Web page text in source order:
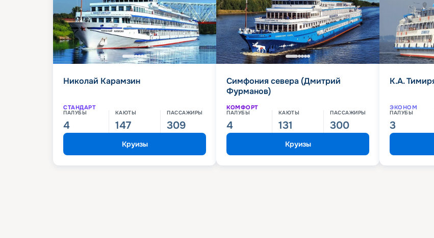
Николай Карамзин
СТАНДАРТ
ПАЛУБЫ
4
КАЮТЫ
147
ПАССАЖИРЫ
309
Круизы
Симфония севера (Дмитрий
Фурманов)
КОМФОРТ
ПАЛУБЫ
4
КАЮТЫ
131
ПАССАЖИРЫ
300
Круизы
К.А.
ЭКОНОМ
ПАЛУБЫ
3